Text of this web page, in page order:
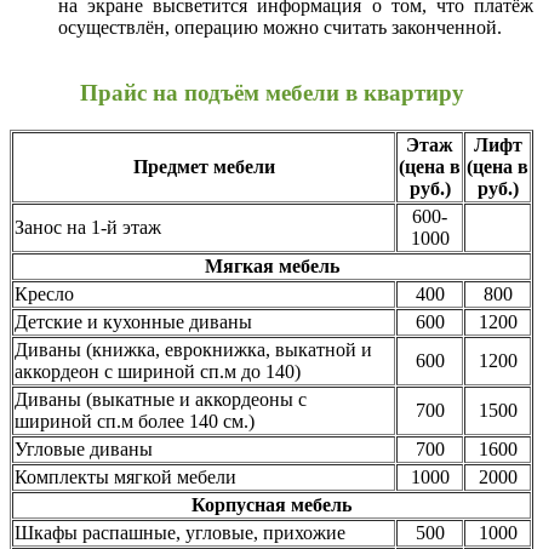
на экране высветится информация о том, что платёж
осуществлён, операцию можно считать законченной.
Прайс на подъём мебели в квартиру
Предмет мебели
Этаж
(цена в
руб.)
Лифт
(цена в
руб.)
Занос на 1-й этаж
600-
1000
Мягкая мебель
Кресло
400
800
Детские и кухонные диваны
600
1200
Диваны (книжка, еврокнижка, выкатной и
аккордеон с шириной сп.м до 140)
600
1200
Диваны (выкатные и аккордеоны с
шириной сп.м более 140 см.)
700
1500
Угловые диваны
700
1600
Комплекты мягкой мебели
1000
2000
Корпусная мебель
Шкафы распашные, угловые, прихожие
500
1000